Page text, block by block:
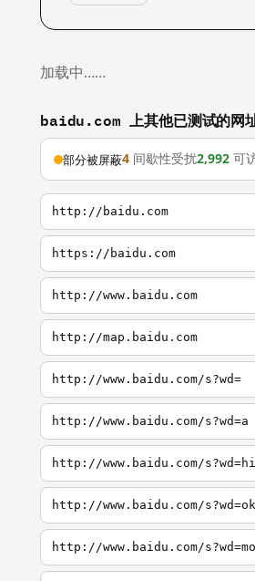
加载中……
baidu.com 上其他已测试的网
部分被屏蔽4 间歇性受扰2,992 可
http://baidu.com
https://baidu.com
http://www.baidu.com
http://map.baidu.com
http://www.baidu.com/s?wd=
http://www.baidu.com/s?wd=a
http://www.baidu.com/s?wd=hi
http://www.baidu.com/s?wd=ok
http://www.baidu.com/s?wd=mo